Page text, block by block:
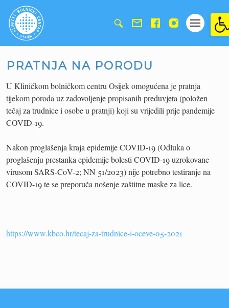
PRATNJA NA PORODU
U Kliničkom bolničkom centru Osijek omogućena je pratnja
tijekom poroda uz zadovoljenje propisanih preduvjeta (položen
tečaj za trudnice i osobe u pratnji) koji su vrijedili prije pandemije
COVID-19.
Nakon proglašenja kraja epidemije COVID-19 (Odluka o
proglašenju prestanka epidemije bolesti COVID-19 uzrokovane
virusom SARS-CoV-2; NN 51/2023)nije potrebno testiranje na
COVID-19te sepreporuča nošenje zaštitne maske za lice.
https://www.kbco.hr/tecaj-za-trudnice-i-oceve-05-2021